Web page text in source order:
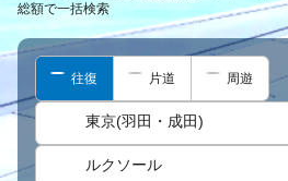
総額で一括検索
往復 片道 周遊
東京(羽田・成田)
ルクソール